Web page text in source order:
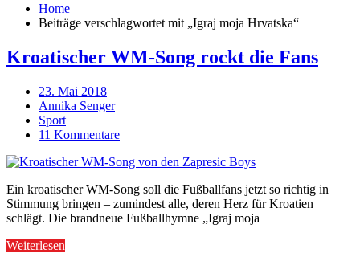
Home
Beiträge verschlagwortet mit „Igraj moja Hrvatska“
Kroatischer WM-Song rockt die Fans
23. Mai 2018
Annika Senger
Sport
11 Kommentare
Ein kroatischer WM-Song soll die Fußballfans jetzt so richtig in
Stimmung bringen – zumindest alle, deren Herz für Kroatien
schlägt. Die brandneue Fußballhymne „Igraj moja
Weiterlesen